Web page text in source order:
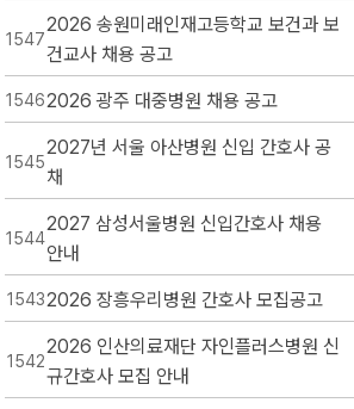
1547
2026 송원미래인재고등학교 보건과 보
건교사 채용 공고
15462026 광주 대중병원 채용 공고
1545
2027년 서울 아산병원 신입 간호사 공
채
1544
2027 삼성서울병원 신입간호사 채용
안내
15432026 장흥우리병원 간호사 모집공고
1542
2026 인산의료재단 자인플러스병원 신
규간호사 모집 안내